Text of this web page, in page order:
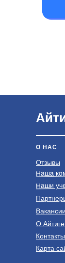
О НАС
Отзывы
Наша
Наши
Вакансии
О
Контакты
Карта